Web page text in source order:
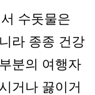
수돗물은
라 종종 건강
분의 여행자
거나 끓이거